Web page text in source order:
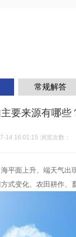
常规解答
要来源有哪些
14 16:01:15 浏览次数：
面上升、端天气出
式变化、农田耕作、